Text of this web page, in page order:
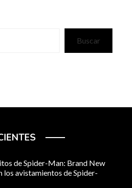
Buscar
de Spider-Man: Brand New
los avistamientos de Spider-